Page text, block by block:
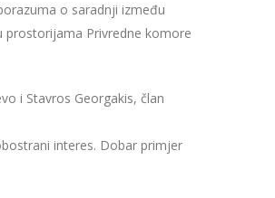
o saradnji između
prostorijama Privredne komore
i Stavros Georgakis, član
interes. Dobar primjer